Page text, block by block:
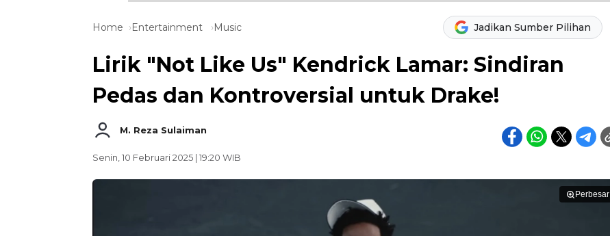
Home Entertainment Music Jadikan Sumber Pilihan
Lirik "Not Like Us" Kendrick Lamar: Sindiran
Pedas dan Kontroversial untuk Drake!
M. Reza Sulaiman
Senin, 10 Februari 2025 | 19:20 WIB
Perbesar